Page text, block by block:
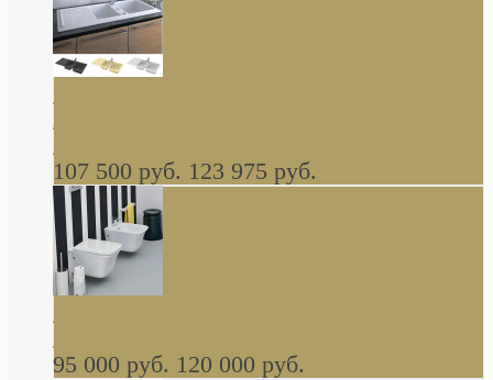
керамическая мойка 1160 x 510 мм белая,
серая, черная, бежевая В НАЛИЧИИ
107 500 руб. 123 975 руб.
навесное КОМПЛЕКТ
95 000 руб. 120 000 руб.